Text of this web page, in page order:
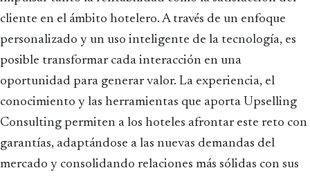
cliente en el ámbito hotelero. A través de un enfoque
personalizado y un uso inteligente de la tecnología, es
posible transformar cada interacción en una
oportunidad para generar valor. La experiencia, el
conocimiento y las herramientas que aporta Upselling
Consulting permiten a los hoteles afrontar este reto con
garantías, adaptándose a las nuevas demandas del
mercado y consolidando relaciones más sólidas con sus